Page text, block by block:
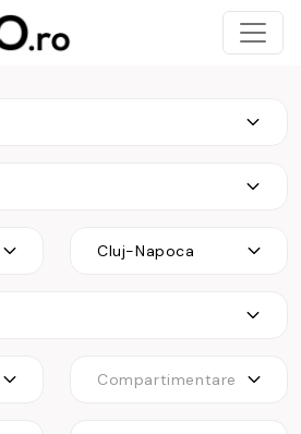
Cluj-Napoca
Compartimentare